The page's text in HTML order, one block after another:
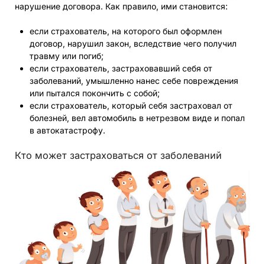
нарушение договора. Как правило, ими становится:
если страхователь, на которого был оформлен
договор, нарушил закон, вследствие чего получил
травму или погиб;
если страхователь, застраховавший себя от
заболеваний, умышленно нанес себе повреждения
или пытался покончить с собой;
если страхователь, который себя застраховал от
болезней, вел автомобиль в нетрезвом виде и попал
в автокатастрофу.
Кто может застраховаться от заболеваний